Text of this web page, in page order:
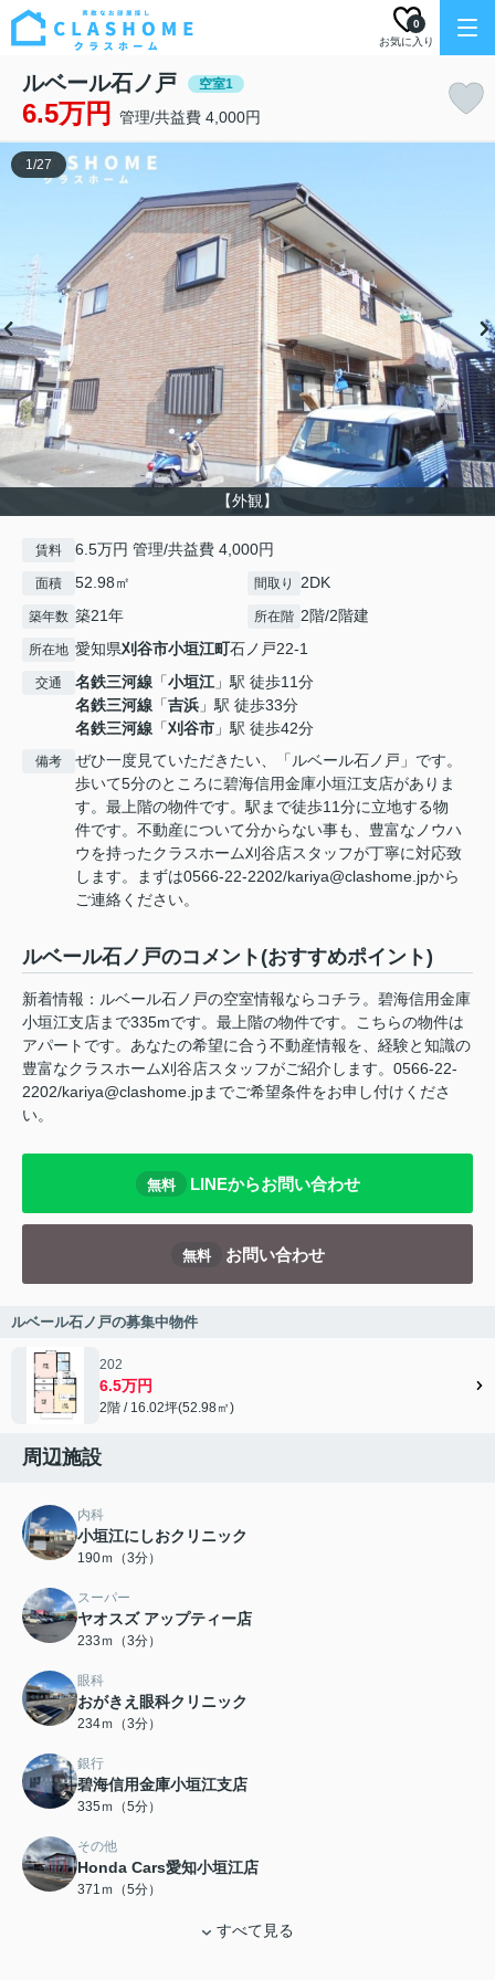
お気に入り
0
ルベール石ノ戸 空室1
6.5万円 管理/共益費 4,000円
【外観】
1/27
賃料 6.5万円 管理/共益費 4,000円
面積 52.98㎡ 間取り 2DK
築年数 築21年 所在階 2階/2階建
所在地 愛知県刈谷市小垣江町石ノ戸22-1
交通 名鉄三河線 「小垣江」駅 徒歩11分
名鉄三河線 「吉浜 」駅 徒歩33分
名鉄三河線 「刈谷市 」駅 徒歩42分
備考
ぜひ一度見ていただきたい、「ルベール石ノ戸」です。
歩いて5分のところに碧海信用金庫小垣江支店がありま
す。最上階の物件です。駅まで徒歩11分に立地する物
件です。不動産について分からない事も、豊富なノウハ
ウを持ったクラスホーム刈谷店スタッフが丁寧に対応致
します。まずは0566-22-2202/kariya@clashome.jpから
ご連絡ください。
ルベール石ノ戸のコメント(おすすめポイント)
新着情報：ルベール石ノ戸の空室情報ならコチラ。碧海信用金庫
小垣江支店まで335mです。最上階の物件です。こちらの物件は
アパートです。あなたの希望に合う不動産情報を、経験と知識の
豊富なクラスホーム刈谷店スタッフがご紹介します。0566-22-
2202/kariya@clashome.jpまでご希望条件をお申し付けくださ
い。
無料 LINEからお問い合わせ
無料 お問い合わせ
ルベール石ノ戸の募集中物件
202
6.5万円
2階 / 16.02坪(52.98㎡)
周辺施設
内科
小垣江にしおクリニック
190ｍ（3分）
スーパー
ヤオスズ アップティー店
233ｍ（3分）
眼科
おがきえ眼科クリニック
234ｍ（3分）
銀行
碧海信用金庫小垣江支店
335ｍ（5分）
その他
Honda Cars愛知小垣江店
371ｍ（5分）
すべて見る